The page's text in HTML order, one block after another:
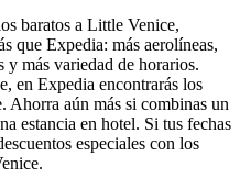
baratos a Little Venice,
que Expedia: más aerolíneas,
y más variedad de horarios.
en Expedia encontrarás los
Ahorra aún más si combinas un
estancia en hotel. Si tus fechas
especiales con los